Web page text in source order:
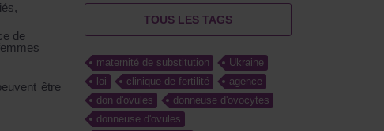
de
être
TOUS LES TAGS
maternité de substitution
Ukraine
loi
clinique de fertilité
agence
don d'ovules
donneuse d'ovocytes
donneuse d'ovules